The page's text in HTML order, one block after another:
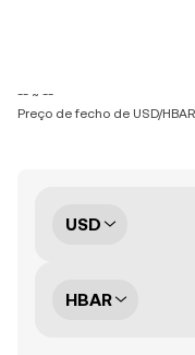
-- ~ --
Preço de fecho de USD/
USD
HBAR